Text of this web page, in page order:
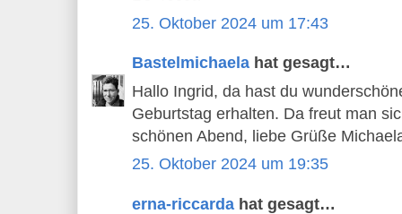
25. Oktober 2024 um 17:43
Bastelmichaela hat gesagt…
Hallo Ingrid, da hast du
Geburtstag erhalten. Da freut man
schönen Abend, liebe Grüße
25. Oktober 2024 um 19:35
erna-riccarda hat gesagt…